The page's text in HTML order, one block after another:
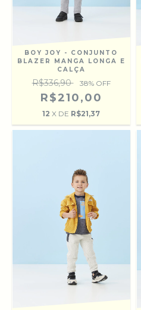
BOY JOY - CONJUNTO
BLAZER MANGA LONGA E
CALÇA
R$336,90 38% OFF
R$210,00
12 X DE R$21,37